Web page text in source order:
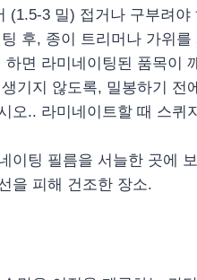
(1.5-3 밀) 접거나 구부려
후, 종이 트리머나 가위
면 라미네이팅된 품목이
기지 않도록, 밀봉하기 전
오.. 라미네이트할 때 스퀴
이팅 필름을 서늘한 곳에
을 피해 건조한 장소.